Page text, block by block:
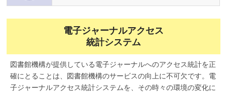
電子ジャーナルアクセス
統計システム
図書館機構が提供している電子ジャーナルへのアクセス統計を正
確にとることは、図書館機構のサービスの向上に不可欠です。電
子ジャーナルアクセス統計システムを、その時々の環境の変化に